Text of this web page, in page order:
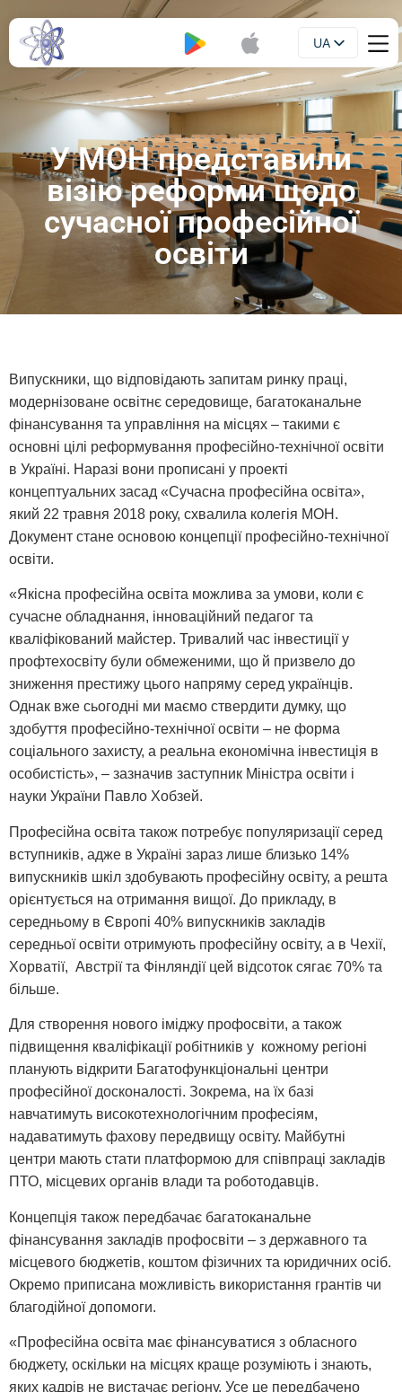
UA
EN
У МОН представили
візію реформи щодо
сучасної професійної
освіти
Випускники, що відповідають запитам ринку праці,
модернізоване освітнє середовище, багатоканальне
фінансування та управління на місцях – такими є
основні цілі реформування професійно-технічної освіти
в Україні. Наразі вони прописані у проекті
концептуальних засад «Сучасна професійна освіта»,
який 22 травня 2018 року, схвалила колегія МОН.
Документ стане основою концепції професійно-технічної
освіти.
«Якісна професійна освіта можлива за умови, коли є
сучасне обладнання, інноваційний педагог та
кваліфікований майстер. Тривалий час інвестиції у
профтехосвіту були обмеженими, що й призвело до
зниження престижу цього напряму серед українців.
Однак вже сьогодні ми маємо ствердити думку, що
здобуття професійно-технічної освіти – не форма
соціального захисту, а реальна економічна інвестиція в
особистість», – зазначив заступник Міністра освіти і
науки України Павло Хобзей.
Професійна освіта також потребує популяризації серед
вступників, адже в Україні зараз лише близько 14%
випускників шкіл здобувають професійну освіту, а решта
орієнтується на отримання вищої. До прикладу, в
середньому в Європі 40% випускників закладів
середньої освіти отримують професійну освіту, а в Чехії,
Хорватії, Австрії та Фінляндії цей відсоток сягає 70% та
більше.
Для створення нового іміджу профосвіти, а також
підвищення кваліфікації робітників у кожному регіоні
планують відкрити Багатофункціональні центри
професійної досконалості. Зокрема, на їх базі
навчатимуть високотехнологічним професіям,
надаватимуть фахову передвищу освіту. Майбутні
центри мають стати платформою для співпраці закладів
ПТО, місцевих органів влади та роботодавців.
Концепція також передбачає багатоканальне
фінансування закладів профосвіти – з державного та
місцевого бюджетів, коштом фізичних та юридичних осіб.
Окремо приписана можливість використання грантів чи
благодійної допомоги.
«Професійна освіта має фінансуватися з обласного
бюджету, оскільки на місцях краще розуміють і знають,
яких кадрів не вистачає регіону. Усе це передбачено